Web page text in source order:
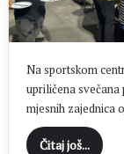
Na sportskom
upriličena
mjesnih zajednica
Čitaj još...